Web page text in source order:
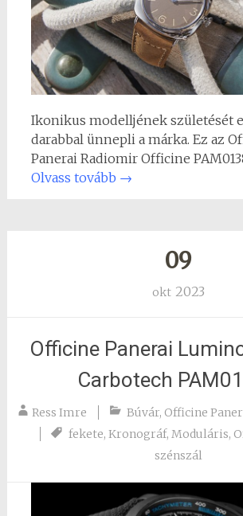
Ikonikus modelljének születését
darabbal ünnepli a márka. Ez az
Panerai Radiomir Officine
Olvass tovább →
09
okt 2023
Officine Panerai
Carbotech
Ress Imre Búvár, Officine
fekete, Kronográf, Moduláris,
szénszál